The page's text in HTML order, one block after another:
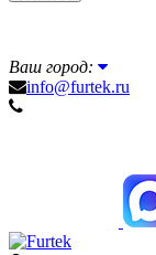
Ваш город:
info@furtek.ru